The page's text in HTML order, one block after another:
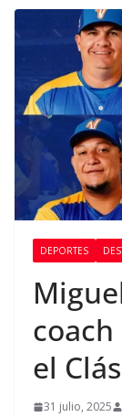
DEPORTES
el
31 julio, 2025